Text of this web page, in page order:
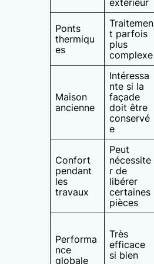
extérieur
Ponts
thermiqu
es
Traitemen
t parfois
plus
complexe
Maison
ancienne
Intéressa
nte si la
façade
doit être
conservé
e
Confort
pendant
les
travaux
Peut
nécessite
r de
libérer
certaines
pièces
Performa
nce
globale
Très
efficace
si bien